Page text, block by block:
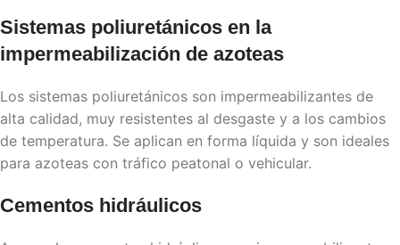
Sistemas poliuretánicos en la
impermeabilización de azoteas
Los sistemas poliuretánicos son impermeabilizantes de
alta calidad, muy resistentes al desgaste y a los cambios
de temperatura. Se aplican en forma líquida y son ideales
para azoteas con tráfico peatonal o vehicular.
Cementos hidráulicos